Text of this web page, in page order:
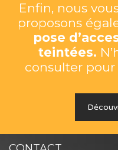
Enfin, nous
proposons
pose
teintées.
consulter pour